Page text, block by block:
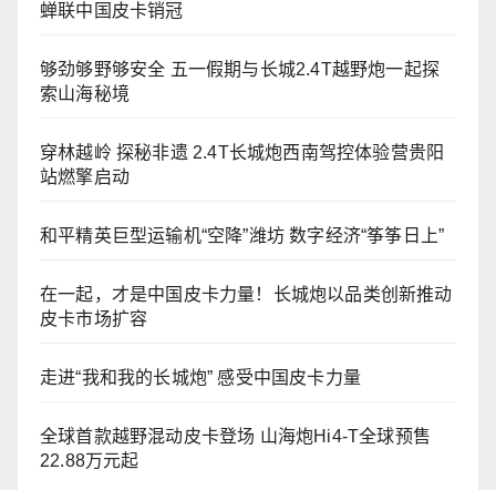
蝉联中国皮卡销冠
够劲够野够安全 五一假期与长城2.4T越野炮一起探
索山海秘境
穿林越岭 探秘非遗 2.4T长城炮西南驾控体验营贵阳
站燃擎启动
和平精英巨型运输机“空降”潍坊 数字经济“筝筝日上”
在一起，才是中国皮卡力量！长城炮以品类创新推动
皮卡市场扩容
走进“我和我的长城炮” 感受中国皮卡力量
全球首款越野混动皮卡登场 山海炮Hi4-T全球预售
22.88万元起